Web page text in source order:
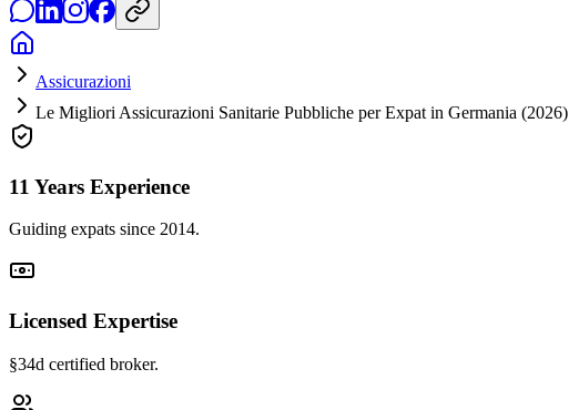
Assicurazioni
Le Migliori Assicurazioni Sanitarie Pubbliche per Expat in Germania (2026)
11 Years Experience
Guiding expats since 2014.
Licensed Expertise
§34d certified broker.